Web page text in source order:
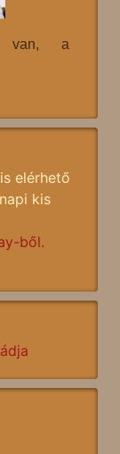
van, a
elérhető
kis
ből.